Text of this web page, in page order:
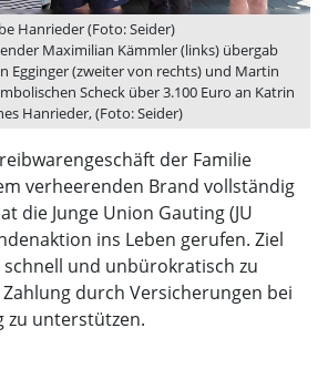
Hanrieder (Foto: Seider)
Maximilian Kämmler (links) übergab
Egginger (zweiter von rechts) und Martin
Scheck über 3.100 Euro an Katrin
Hanrieder, (Foto: Seider)
der Familie
verheerenden Brand vollständig
die Junge Union Gauting (JU
ins Leben gerufen. Ziel
schnell und unbürokratisch zu
durch Versicherungen bei
zu unterstützen.